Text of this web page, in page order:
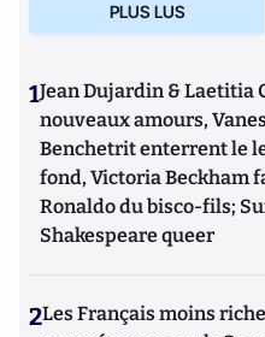
PLUS LUS
1Jean Dujardin & Laetitia
nouveaux amours,
Benchetrit enterrent le
fond, Victoria Beckham
Ronaldo du bisco-fils;
Shakespeare queer
2Les Français moins